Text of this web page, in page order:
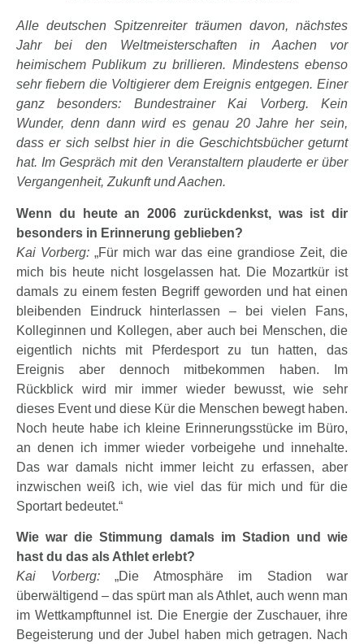
Alle deutschen Spitzenreiter träumen davon, nächstes
Jahr bei den Weltmeisterschaften in Aachen vor
heimischem Publikum zu brillieren. Mindestens ebenso
sehr fiebern die Voltigierer dem Ereignis entgegen. Einer
ganz besonders: Bundestrainer Kai Vorberg. Kein
Wunder, denn dann wird es genau 20 Jahre her sein,
dass er sich selbst hier in die Geschichtsbücher geturnt
hat. Im Gespräch mit den Veranstaltern plauderte er über
Vergangenheit, Zukunft und Aachen.
Wenn du heute an 2006 zurückdenkst, was ist dir
besonders in Erinnerung geblieben?
Kai Vorberg: „Für mich war das eine grandiose Zeit, die
mich bis heute nicht losgelassen hat. Die Mozartkür ist
damals zu einem festen Begriff geworden und hat einen
bleibenden Eindruck hinterlassen – bei vielen Fans,
Kolleginnen und Kollegen, aber auch bei Menschen, die
eigentlich nichts mit Pferdesport zu tun hatten, das
Ereignis aber dennoch mitbekommen haben. Im
Rückblick wird mir immer wieder bewusst, wie sehr
dieses Event und diese Kür die Menschen bewegt haben.
Noch heute habe ich kleine Erinnerungsstücke im Büro,
an denen ich immer wieder vorbeigehe und innehalte.
Das war damals nicht immer leicht zu erfassen, aber
inzwischen weiß ich, wie viel das für mich und für die
Sportart bedeutet.“
Wie war die Stimmung damals im Stadion und wie
hast du das als Athlet erlebt?
Kai Vorberg:„Die Atmosphäre im Stadion war
überwältigend – das spürt man als Athlet, auch wenn man
im Wettkampftunnel ist. Die Energie der Zuschauer, ihre
Begeisterung und der Jubel haben mich getragen. Nach